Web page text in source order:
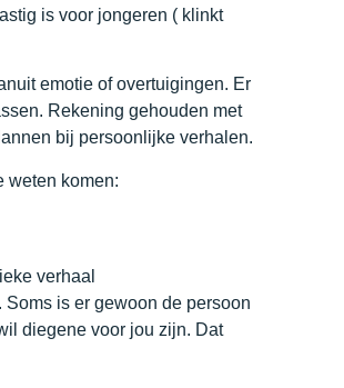
is voor jongeren ( klinkt
emotie of overtuigingen. Er
Rekening gehouden met
bij persoonlijke verhalen.
weten komen:
verhaal
is er gewoon de persoon
diegene voor jou zijn. Dat